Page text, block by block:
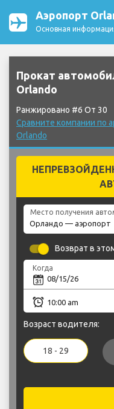
Аэропорт
Основная
Прокат
Orlando
Ранжировано #6 От 30
Сравните компании по
Orlando
Место получения
Возврат в
Когда
Возраст водителя:
18 - 29